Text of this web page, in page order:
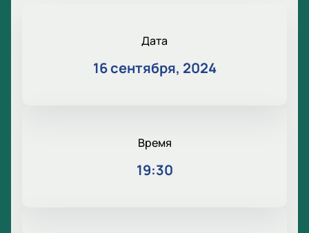
Дата
16 сентября, 2024
Время
19:30